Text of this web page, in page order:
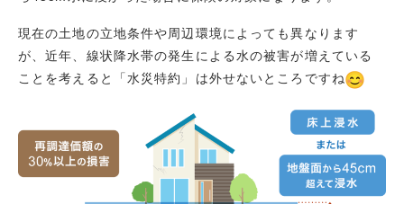
現在の土地の立地条件や周辺環境によっても異なります
が、近年、線状降水帯の発生による水の被害が増えている
ことを考えると「水災特約」は外せないところですね